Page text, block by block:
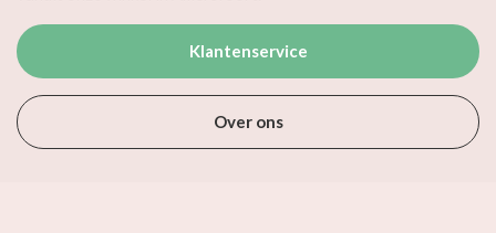
Klantenservice
Over ons